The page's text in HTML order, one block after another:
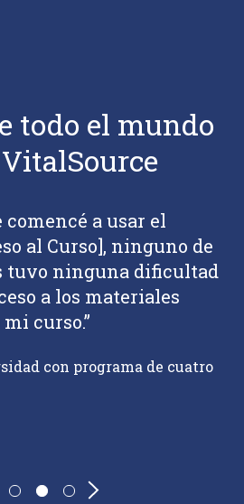
todo el mundo
comencé a usar el
al Curso], ninguno de
tuvo ninguna dificultad
a los materiales
curso.”
con programa de cuatro